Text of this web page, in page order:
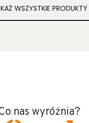
WSZYSTKIE PRODUKTY
nas wyróżnia?